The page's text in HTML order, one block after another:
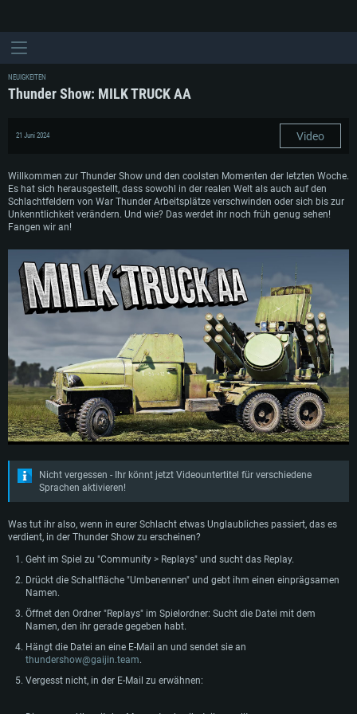
SYSTEMANFORDERUNGEN
Für PC
Für MAC
Für Linux
Mindestanforderungen
Betriebssystem: Windows 10 (64bit)
Mindestanforderungen
Betriebssystem: Mac OS Big Sur 11.0 oder neuer
Mindestanforderungen
Betriebssystem: neueste 64bit Linux Systeme
NEUIGKEITEN
Thunder Show: MILK TRUCK AA
21 Juni 2024 Video
Willkommen zur Thunder Show und den coolsten Momenten der letzten Woche.
Es hat sich herausgestellt, dass sowohl in der realen Welt als auch auf den
Schlachtfeldern von War Thunder Arbeitsplätze verschwinden oder sich bis zur
Unkenntlichkeit verändern. Und wie? Das werdet ihr noch früh genug sehen!
Fangen wir an!
Nicht vergessen - Ihr könnt jetzt Videountertitel für verschiedene
Sprachen aktivieren!
Was tut ihr also, wenn in eurer Schlacht etwas Unglaubliches passiert, das es
verdient, in der Thunder Show zu erscheinen?
Geht im Spiel zu "Community > Replays" und sucht das Replay.
Drückt die Schaltfläche "Umbenennen" und gebt ihm einen einprägsamen
Namen.
Öffnet den Ordner "Replays" im Spielordner: Sucht die Datei mit dem
Namen, den ihr gerade gegeben habt.
Hängt die Datei an eine E-Mail an und sendet sie an
thundershow@gaijin.team.
Vergesst nicht, in der E-Mail zu erwähnen: